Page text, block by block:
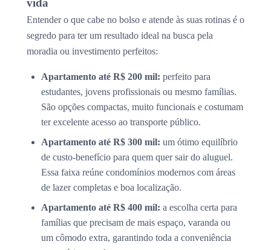
vida
Entender o que cabe no bolso e atende às suas rotinas é o
segredo para ter um resultado ideal na busca pela
moradia ou investimento perfeitos:
Apartamento até R$ 200 mil: perfeito para
estudantes, jovens profissionais ou mesmo famílias.
São opções compactas, muito funcionais e costumam
ter excelente acesso ao transporte público.
Apartamento até R$ 300 mil: um ótimo equilíbrio
de custo-benefício para quem quer sair do aluguel.
Essa faixa reúne condomínios modernos com áreas
de lazer completas e boa localização.
Apartamento até R$ 400 mil: a escolha certa para
famílias que precisam de mais espaço, varanda ou
um cômodo extra, garantindo toda a conveniência